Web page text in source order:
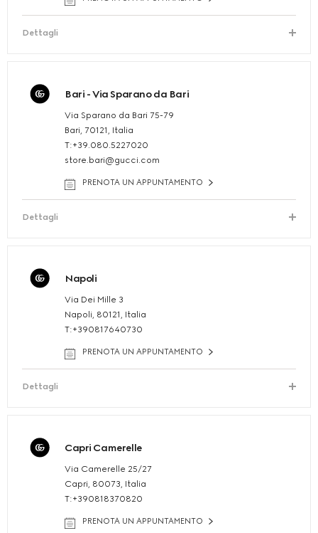
Dettagli
Bari - Via Sparano da Bari
Via Sparano da Bari 75-79
Bari, 70121, Italia
T:+39.080.5227020
store.bari@gucci.com
PRENOTA UN APPUNTAMENTO
Dettagli
Napoli
Via Dei Mille 3
Napoli, 80121, Italia
T:+390817640730
PRENOTA UN APPUNTAMENTO
Dettagli
Capri Camerelle
Via Camerelle 25/27
Capri, 80073, Italia
T:+390818370820
PRENOTA UN APPUNTAMENTO